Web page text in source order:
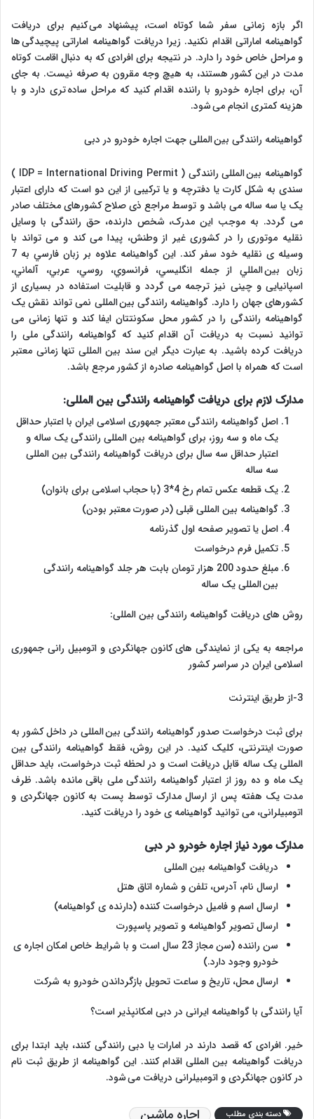
اگر بازه زمانی سفر شما کوتاه است، پیشنهاد می کنیم برای دریافت
گواهینامه اماراتی اقدام نکنید. زیرا دریافت گواهینامه اماراتی پیچیدگی ها
و مراحل خاص خود را دارد. در نتیجه برای افرادی که به دنبال اقامت کوتاه
مدت در این کشور هستند، به هیچ وجه مقرون به صرفه نیست. به جای
آن، برای اجاره خودرو با راننده اقدام کنید که مراحل ساده تری دارد و با
هزینه کمتری انجام می شود.
گواهینامه رانندگی بین المللی جهت اجاره خودرو در دبی
گواهینامه بین المللی رانندگی ( IDP = International Driving Permit )
سندی به شکل کارت یا دفترچه و یا ترکیبی از این دو است که دارای اعتبار
یک یا سه ساله می باشد و توسط مراجع ذی صلاح کشورهای مختلف صادر
می گردد. به موجب این مدرک، شخص دارنده، حق رانندگی با وسایل
نقلیه موتوری را در کشوری غیر از وطنش، پیدا می کند و می تواند با
وسیله ی نقلیه خود سفر کند. اين گواهينامه علاوه بر زبان فارسي به 7
زبان بين المللي از جمله انگليسي، فرانسوي، روسي، عربي، آلماني،
اسپانیایی و چینی نیز ترجمه می گردد و قابلیت استفاده در بسیاری از
کشورهای جهان را دارد. گواهینامه رانندگی بین المللی نمی تواند نقش یک
گواهینامه رانندگی را در کشور محل سکونتتان ایفا کند و تنها زمانی می
توانید نسبت به دریافت آن اقدام کنید که گواهینامه رانندگی ملی را
دریافت کرده باشید. به عبارت دیگر این سند بین المللی تنها زمانی معتبر
است که همراه با اصل گواهینامه صادره از کشور مرجع باشد.
مدارک لازم برای دریافت گواهینامه رانندگی بین المللی:
اصل گواهینامه رانندگی معتبر جمهوری اسلامی ایران با اعتبار حداقل
یک ماه و سه روز، برای گواهینامه بین المللی رانندگی یک ساله و
اعتبار حداقل سه سال برای دریافت گواهینامه رانندگی بین المللی
سه ساله
یک قطعه عکس تمام رخ 4*3 (با حجاب اسلامی برای بانوان)
گواهینامه بین المللی قبلی (در صورت معتبر بودن)
اصل یا تصویر صفحه اول گذرنامه
تکمیل فرم درخواست
مبلغ حدود 200 هزار تومان بابت هر جلد گواهینامه رانندگی
بین المللی یک ساله
روش های دریافت گواهینامه رانندگی بین المللی:
مراجعه به یکی از نمایندگی های کانون جهانگردی و اتومبیل رانی جمهوری
اسلامی ایران در سراسر کشور
3-از طریق اینترنت
برای ثبت درخواست صدور گواهینامه رانندگی بین المللی در داخل کشور به
صورت اینترنتی، کلیک کنید. در این روش، فقط گواهینامه رانندگی بین
المللی یک ساله قابل دریافت است و در لحظه ثبت درخواست، باید حداقل
یک ماه و ده روز از اعتبار گواهینامه رانندگی ملی باقی مانده باشد. ظرف
مدت یک هفته پس از ارسال مدارک توسط پست به کانون جهانگردی و
اتومبیلرانی، می توانید گواهینامه ی خود را دریافت کنید.
مدارک مورد نیاز اجاره خودرو در دبی
دریافت گواهینامه بین المللی
ارسال نام، آدرس، تلفن و شماره اتاق هتل
ارسال اسم و فامیل درخواست کننده (دارنده ی گواهینامه)
ارسال تصوير گواهينامه و تصوير پاسپورت
سن راننده (سن مجاز 23 سال است و با شرایط خاص امکان اجاره ی
خودرو وجود دارد.)
ارسال محل، تاریخ و ساعت تحویل بازگرداندن خودرو به شرکت
آیا رانندگی با گواهینامه ایرانی در دبی امکانپذیر است؟
خیر. افرادی که قصد دارند در امارات یا دبی رانندگی کنند، باید ابتدا برای
دریافت گواهینامه بین المللی اقدام کنند. این گواهینامه از طریق ثبت نام
در کانون جهانگردی و اتومبیلرانی دریافت می شود.
دسته بندی مطلب اجاره ماشین